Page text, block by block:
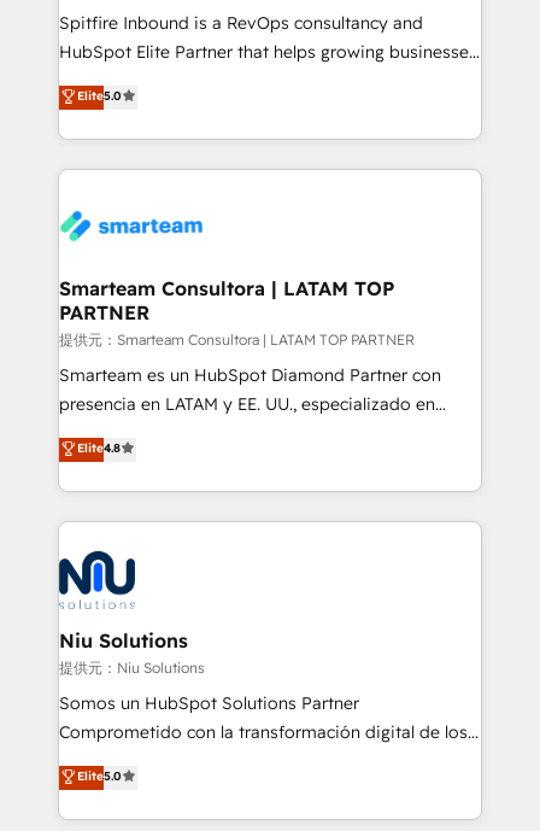
Spitfire Inbound is a RevOps consultancy and
HubSpot Elite Partner that helps growing businesses
design predictable, scalable revenue-driving
strategies. With offices in South Africa and London,
we take a RevOps-led approach that aligns sales,
marketing & service, breaks down silos, and gives
confidence. We deliver end to end strategy and
and technology around a single source of truth to
support sustainable growth and better decision-
making. Working with clients locally and globally, our
expertise includes HubSpot onboarding and CRM
implementation, automation, sales and customer
and data-driven campaigns. Winners of the first
Global HEART Award, Yamini Rogan, CEO of
Connect with us to see how we can do better and be
better together 🏆
Elite5.0
Smarteam Consultora | LATAM TOP
PARTNER
提供元：Smarteam Consultora | LATAM TOP PARTNER
Smarteam es un HubSpot Diamond Partner con
presencia en LATAM y EE. UU., especializado en
implementaciones de HubSpot, integraciones API y
optimización de procesos comerciales con IA. Con
más de 6 años de experiencia, hemos liderado 100+
implementaciones conectando HubSpot con SAP,
ERPs, e-commerce, plataformas financieras,
WhatsApp y sistemas logísticos. Nuestro equipo
multicultural trabaja en español, inglés y portugués,
uniendo visión estratégica y excelencia técnica para
generar resultados medibles. Apoyamos a empresas
de construcción, educación, tecnología, retail, e-
commerce, salud, financieras, seguros y servicios,
tomar decisiones basadas en datos. 🌎 Highlights:
5+ años como partner HubSpot 100+
Elite4.8
Niu Solutions
提供元：Niu Solutions
Somos un HubSpot Solutions Partner
Comprometido con la transformación digital de los
procesos comerciales de las empresas en
Latinoamérica, con un enfoque en Marketing, Ventas
y Servicio al Cliente. Somos un equipo de trabajo
Elite5.0